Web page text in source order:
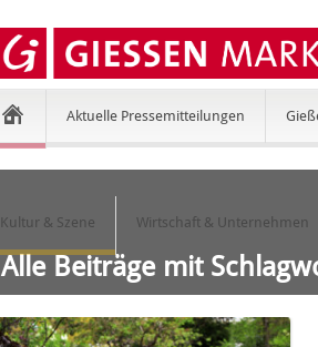
Aktuelle Pressemitteilungen
Kultur & Szene Wirtschaft & Unternehmen
Alle Beiträge mit